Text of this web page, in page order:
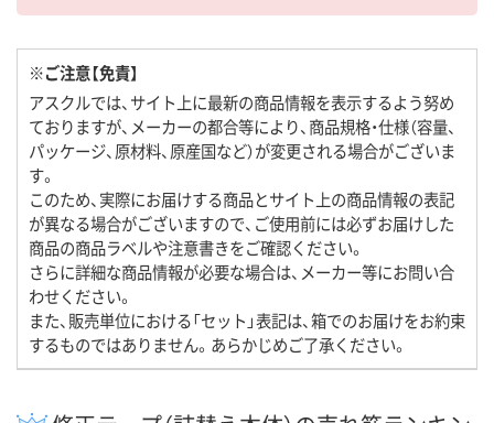
※ご注意【免責】
アスクルでは、サイト上に最新の商品情報を表示するよう努め
ておりますが、メーカーの都合等により、商品規格・仕様（容量、
パッケージ、原材料、原産国など）が変更される場合がございま
す。
このため、実際にお届けする商品とサイト上の商品情報の表記
が異なる場合がございますので、ご使用前には必ずお届けした
商品の商品ラベルや注意書きをご確認ください。
さらに詳細な商品情報が必要な場合は、メーカー等にお問い合
わせください。
また、販売単位における「セット」表記は、箱でのお届けをお約束
するものではありません。あらかじめご了承ください。